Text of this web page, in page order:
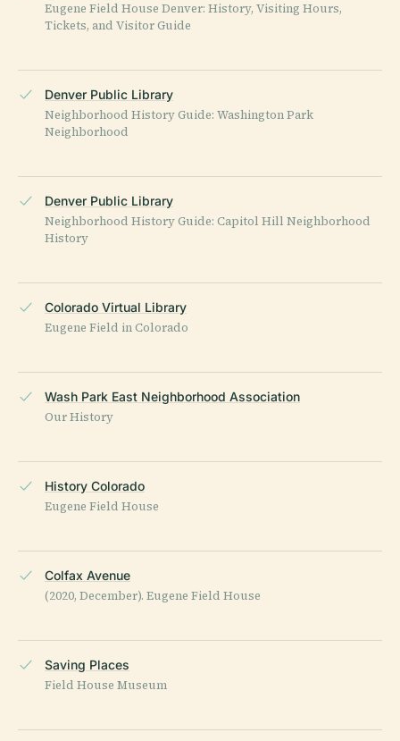
Eugene Field House Denver: History, Visiting Hours,
Tickets, and Visitor Guide
Denver Public Library
Neighborhood History Guide: Washington Park
Neighborhood
Denver Public Library
Neighborhood History Guide: Capitol Hill Neighborhood
History
Colorado Virtual Library
Eugene Field in Colorado
Wash Park East Neighborhood Association
Our History
History Colorado
Eugene Field House
Colfax Avenue
(2020, December). Eugene Field House
Saving Places
Field House Museum